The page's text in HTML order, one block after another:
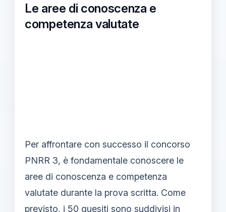
Le aree di conoscenza e
competenza valutate
Per affrontare con successo il concorso
PNRR 3, è fondamentale conoscere le
aree di conoscenza e competenza
valutate durante la prova scritta. Come
previsto, i 50 quesiti sono suddivisi in